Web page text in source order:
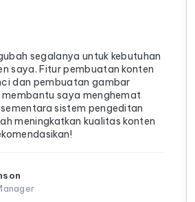
segalanya untuk kebutuhan
saya. Fitur pembuatan konten
dan pembuatan gambar
saya menghemat
sistem pengeditan
meningkatkan kualitas konten